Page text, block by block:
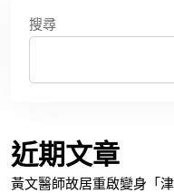
搜尋
近期文章
黃文醫師故居重啟變身「